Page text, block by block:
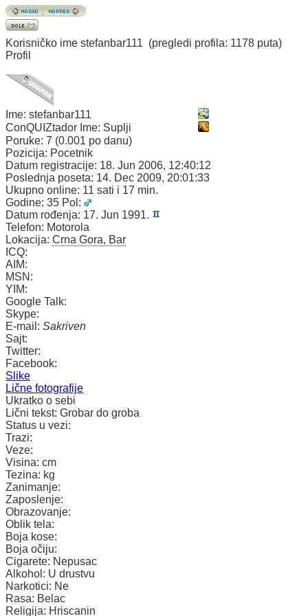
Korisničko ime stefanbar111 (pregledi profila: 1178 puta)
Profil
Ime: stefanbar111
ConQUIZtador Ime: Suplji
Poruke: 7 (0.001 po danu)
Pozicija: Pocetnik
Datum registracije: 18. Jun 2006, 12:40:12
Poslednja poseta: 14. Dec 2009, 20:01:33
Ukupno online: 11 sati i 17 min.
Godine: 35 Pol:
Datum rođenja: 17. Jun 1991.
Telefon: Motorola
Lokacija: Crna Gora, Bar
ICQ:
AIM:
MSN:
YIM:
Google Talk:
Skype:
E-mail: Sakriven
Sajt:
Twitter:
Facebook:
Slike
Lične fotografije
Ukratko o sebi
Lični tekst: Grobar do groba
Status u vezi:
Trazi:
Veze:
Visina: cm
Tezina: kg
Zanimanje:
Zaposlenje:
Obrazovanje:
Oblik tela:
Boja kose:
Boja očiju:
Cigarete: Nepusac
Alkohol: U drustvu
Narkotici: Ne
Rasa: Belac
Religija: Hriscanin